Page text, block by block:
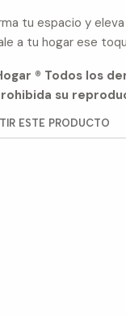
tu espacio y
a tu hogar ese
® Todos los
su
ESTE PRODUCTO